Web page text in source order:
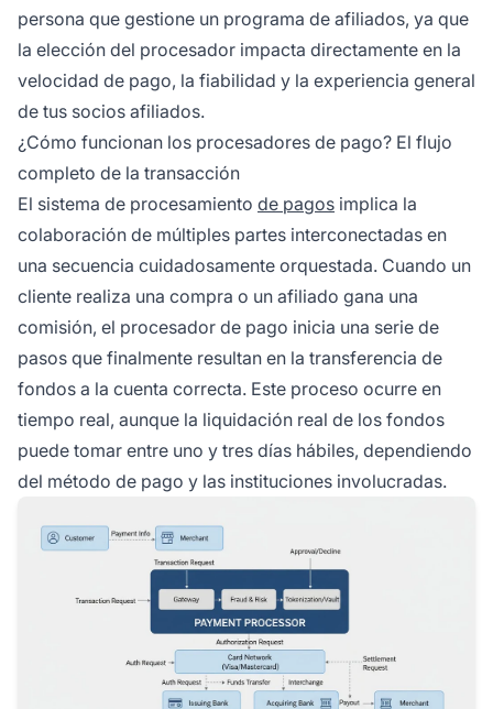
persona que gestione un programa de afiliados, ya que
la elección del procesador impacta directamente en la
velocidad de pago, la fiabilidad y la experiencia general
de tus socios afiliados.
¿Cómo funcionan los procesadores de pago? El flujo
completo de la transacción
El sistema de procesamiento de pagos implica la
colaboración de múltiples partes interconectadas en
una secuencia cuidadosamente orquestada. Cuando un
cliente realiza una compra o un afiliado gana una
comisión, el procesador de pago inicia una serie de
pasos que finalmente resultan en la transferencia de
fondos a la cuenta correcta. Este proceso ocurre en
tiempo real, aunque la liquidación real de los fondos
puede tomar entre uno y tres días hábiles, dependiendo
del método de pago y las instituciones involucradas.